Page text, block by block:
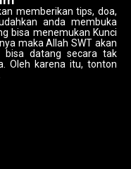
memberikan tips, doa,
anda membuka
bisa menemukan Kunci
maka Allah SWT akan
bisa datang secara tak
Oleh karena itu, tonton